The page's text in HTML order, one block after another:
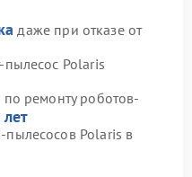
даже при отказе от
Polaris
ремонту роботов-
Polaris в